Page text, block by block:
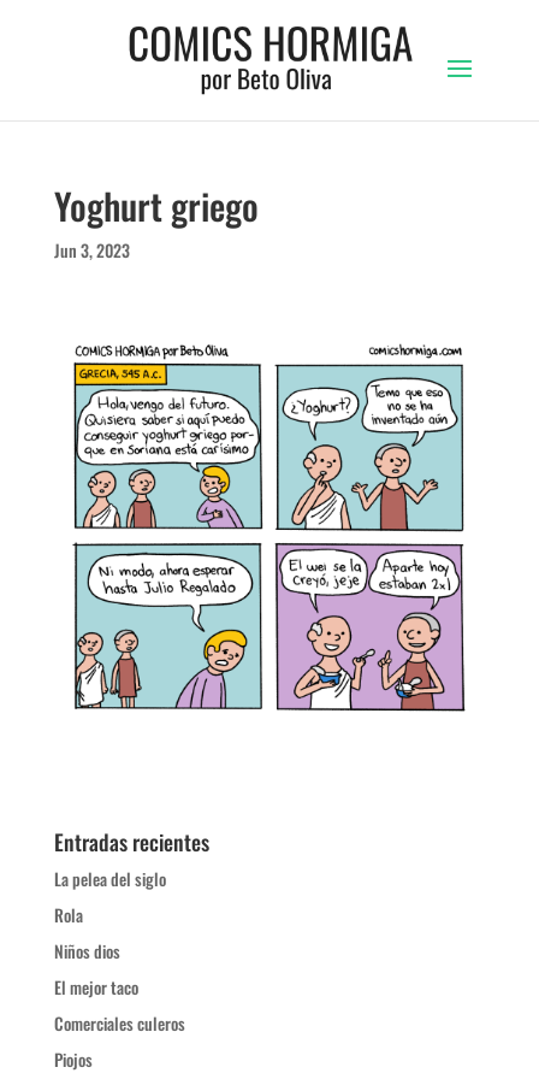
Yoghurt griego
Jun 3, 2023
Entradas recientes
La pelea del siglo
Rola
Niños dios
El mejor taco
Comerciales culeros
Piojos